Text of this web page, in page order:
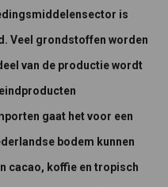
is
Veel grondstoffen worden
van de productie wordt
gaat het voor een
bodem kunnen
cacao, koffie en tropisch